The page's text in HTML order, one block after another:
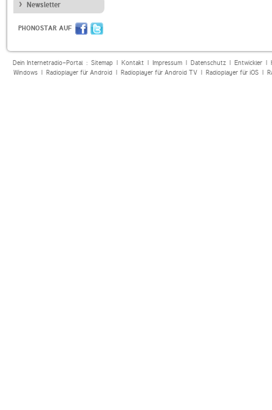
Newsletter
PHONOSTAR AUF
Dein Internetradio-Portal : Sitemap| Kontakt| Impressum| Datenschutz| Entwickler|
Windows| Radioplayer für Android| Radioplayer für Android TV| Radioplayer für iOS|